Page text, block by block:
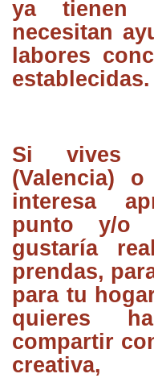
ya tienen
necesitan
labores
establecidas.
Si vives
(Valencia)
interesa
punto y/o
gustaría
prendas,
para tu
quieres
compartir
creativa,